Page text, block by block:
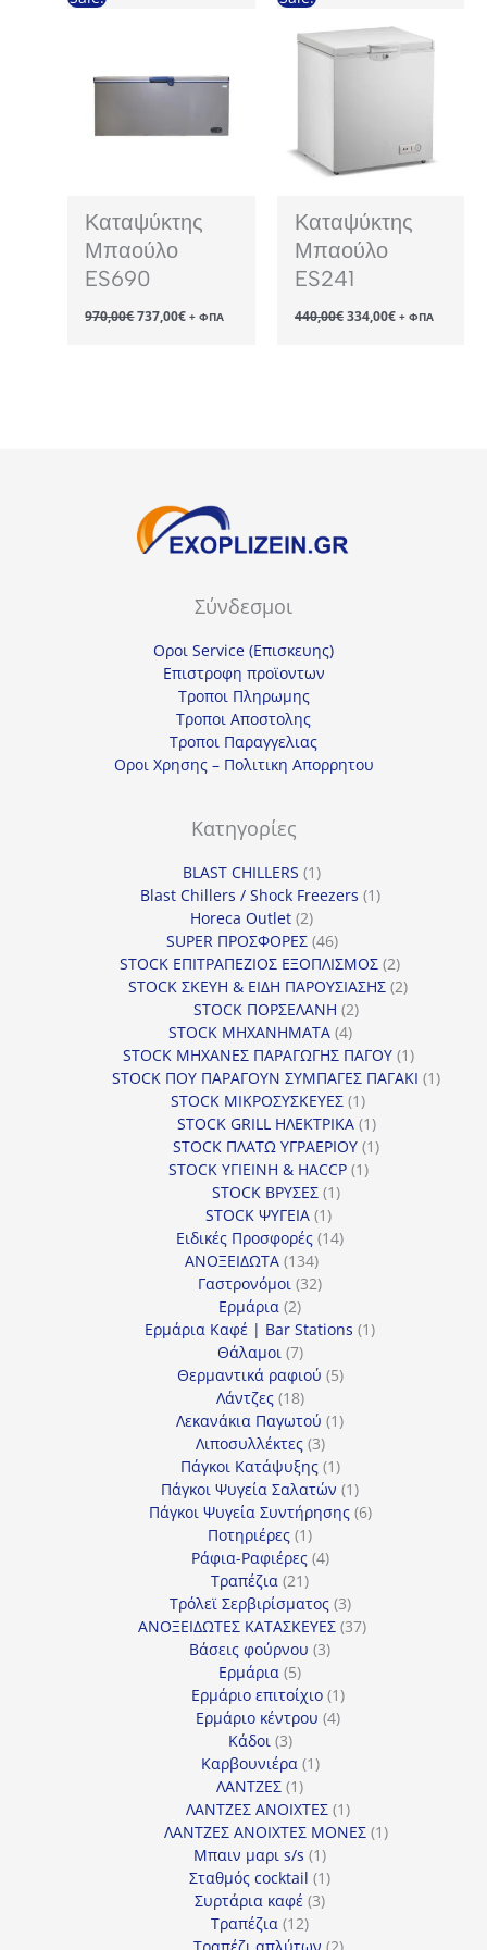
Καταψύκτης
Μπαούλο
ES690
970,00€Original
price
737,00€Η+ ΦΠΑ
Καταψύκτης
Μπαούλο
ES241
440,00€Original
price
334,00€Η+ ΦΠΑ
Σύνδεσμοι
Οροι Service (Επισκευης)
Επιστροφη προϊοντων
Τροποι Πληρωμης
Τροποι Αποστολης
Τροποι Παραγγελιας
Οροι Χρησης – Πολιτικη Απορρητου
Κατηγορίες
BLAST CHILLERS 11
προϊόν
Blast Chillers / Shock Freezers 11
Horeca Outlet 22
προϊόντα
SUPER ΠΡΟΣΦΟΡΕΣ 4646
προϊόντα
STOCK ΕΠΙΤΡΑΠΕΖΙΟΣ ΕΞΟΠΛΙΣΜΟΣ 22
προϊόντα
STOCK ΣΚΕΥΗ & ΕΙΔΗ ΠΑΡΟΥΣΙΑΣΗΣ 22
STOCK ΠΟΡΣΕΛΑΝΗ 22
STOCK ΜΗΧΑΝΗΜΑΤΑ 44
προϊόντα
STOCK ΜΗΧΑΝΕΣ ΠΑΡΑΓΩΓΗΣ ΠΑΓΟΥ 11
προϊόν
STOCK ΠΟΥ ΠΑΡΑΓΟΥΝ ΣΥΜΠΑΓΕΣ ΠΑΓΑΚΙ 11
STOCK ΜΙΚΡΟΣΥΣΚΕΥΕΣ 11
προϊόν
STOCK GRILL ΗΛΕΚΤΡΙΚΑ 11
προϊόν
STOCK ΠΛΑΤΩ ΥΓΡΑΕΡΙΟΥ 11
STOCK ΥΓΙΕΙΝΗ & HACCP 11
STOCK ΒΡΥΣΕΣ 11
STOCK ΨΥΓΕΙΑ 11
προϊόν
Ειδικές Προσφορές 1414
ΑΝΟΞΕΙΔΩΤΑ 134134
προϊόντα
Γαστρονόμοι 3232
Ερμάρια 22
προϊόντα
Ερμάρια Καφέ | Bar Stations 11
Θάλαμοι 77
προϊόντα
Θερμαντικά ραφιού 55
Λάντζες 1818
προϊόντα
Λεκανάκια Παγωτού 11
Λιποσυλλέκτες 33
προϊόντα
Πάγκοι Κατάψυξης 11
προϊόν
Πάγκοι Ψυγεία Σαλατών 11
προϊόν
Πάγκοι Ψυγεία Συντήρησης 66
Ποτηριέρες 11
προϊόν
Ράφια-Ραφιέρες 44
Τραπέζια 2121
προϊόντα
Τρόλεϊ Σερβιρίσματος 33
προϊόντα
ΑΝΟΞΕΙΔΩΤΕΣ ΚΑΤΑΣΚΕΥΕΣ 3737
Βάσεις φούρνου 33
Ερμάρια 55
προϊόντα
Ερμάριο επιτοίχιο 11
προϊόν
Ερμάριο κέντρου 44
Κάδοι 33
προϊόντα
Καρβουνιέρα 11
ΛΑΝΤΖΕΣ 11
προϊόν
ΛΑΝΤΖΕΣ ΑΝΟΙΧΤΕΣ 11
προϊόν
ΛΑΝΤΖΕΣ ΑΝΟΙΧΤΕΣ ΜΟΝΕΣ 11
Μπαιν μαρι s/s 11
προϊόν
Σταθμός cocktail 11
Συρτάρια καφέ 33
Τραπέζια 1212
προϊόντα
2